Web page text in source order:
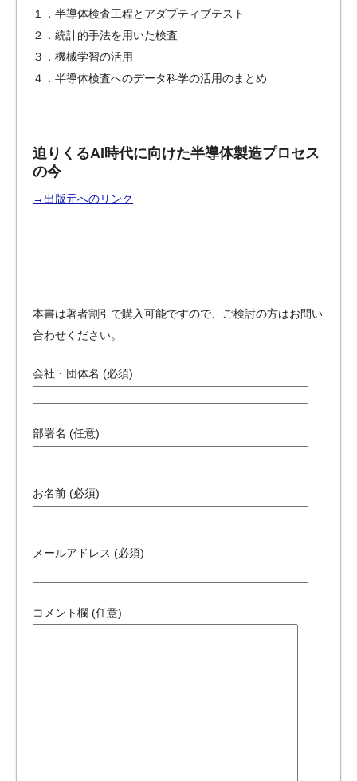
１．半導体検査工程とアダプティブテスト
２．統計的手法を用いた検査
３．機械学習の活用
４．半導体検査へのデータ科学の活用のまとめ
迫りくるAI時代に向けた半導体製造プロセス
の今
→出版元へのリンク
本書は著者割引で購入可能ですので、ご検討の方はお問い
合わせください。
会社・団体名 (必須)
部署名 (任意)
お名前 (必須)
メールアドレス (必須)
コメント欄 (任意)